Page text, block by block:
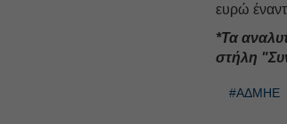
ευρώ
*Τα
στήλη
#ΑΔΜΗΕ